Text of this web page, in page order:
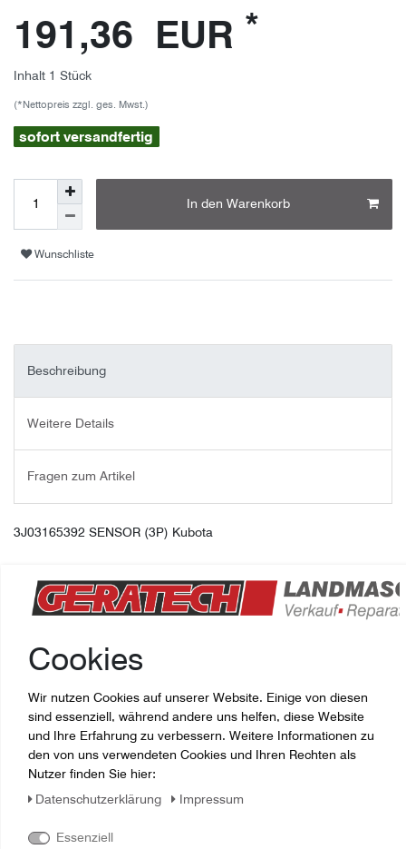
191,36 EUR *
Inhalt 1 Stück
(*Nettopreis zzgl. ges. Mwst.)
sofort versandfertig
In den Warenkorb
Wunschliste
Beschreibung
Weitere Details
Fragen zum Artikel
3J03165392 SENSOR (3P) Kubota
Zuletzt angesehene Artikel:
Cookies
Wir nutzen Cookies auf unserer Website. Einige von diesen
sind essenziell, während andere uns helfen, diese Website
und Ihre Erfahrung zu verbessern. Weitere Informationen zu
den von uns verwendeten Cookies und Ihren Rechten als
Nutzer finden Sie hier:
Daten­schutz­erklärung
Impressum
Essenziell